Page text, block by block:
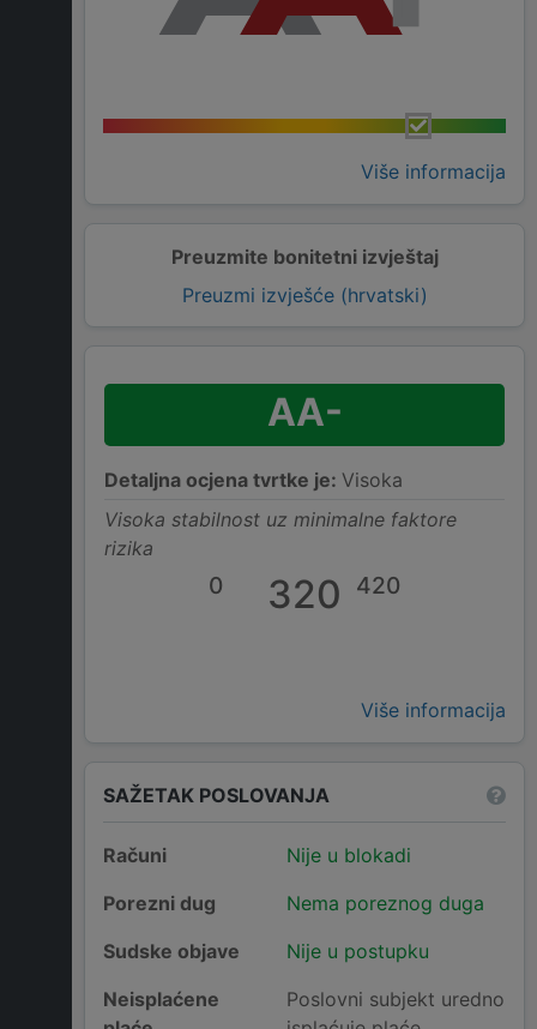
Više informacija
Preuzmite bonitetni izvještaj
Preuzmi izvješće (hrvatski)
AA-
Detaljna ocjena tvrtke je: Visoka
Visoka stabilnost uz minimalne faktore
rizika
0 320 420
Više informacija
SAŽETAK POSLOVANJA
Računi
Nije u blokadi
Porezni dug
Nema poreznog duga
Sudske objave
Nije u postupku
Neisplaćene
Poslovni subjekt uredno